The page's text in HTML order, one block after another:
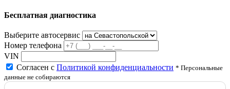
Бесплатная диагностика
Выберите автосервис
Номер телефона
VIN
Согласен с Политикой конфиденциальности * Персональные
данные не собираются